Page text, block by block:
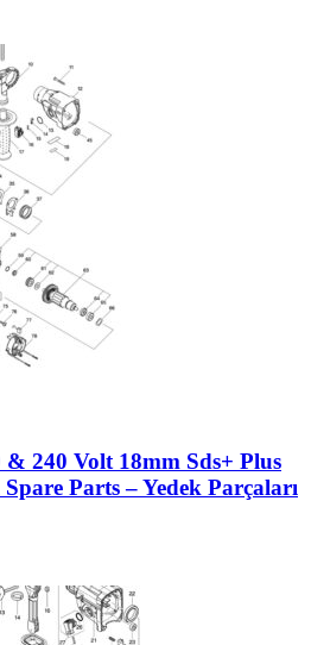
240 Volt 18mm Sds+ Plus
Parts – Yedek Parçaları